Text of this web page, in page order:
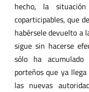
hecho, la
coparticipables, que
habérsele devuelto a
sigue sin hacerse
sólo ha
porteños que ya
las nuevas